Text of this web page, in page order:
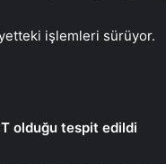
işlemleri sürüyor.
olduğu tespit edildi